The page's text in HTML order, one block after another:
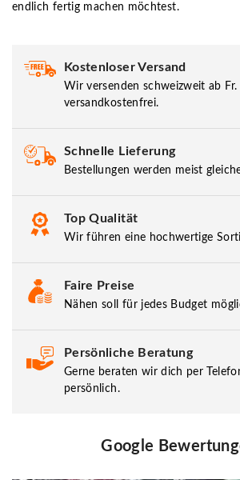
endlich fertig machen möchtest.
Kostenloser Versand
Wir versenden schweizweit ab Fr.
versandkostenfrei.
Schnelle Lieferung
Bestellungen werden meist
Top Qualität
Wir führen eine hochwertige
Faire Preise
Nähen soll für jedes Budget
Persönliche Beratung
Gerne beraten wir dich per
persönlich.
Google